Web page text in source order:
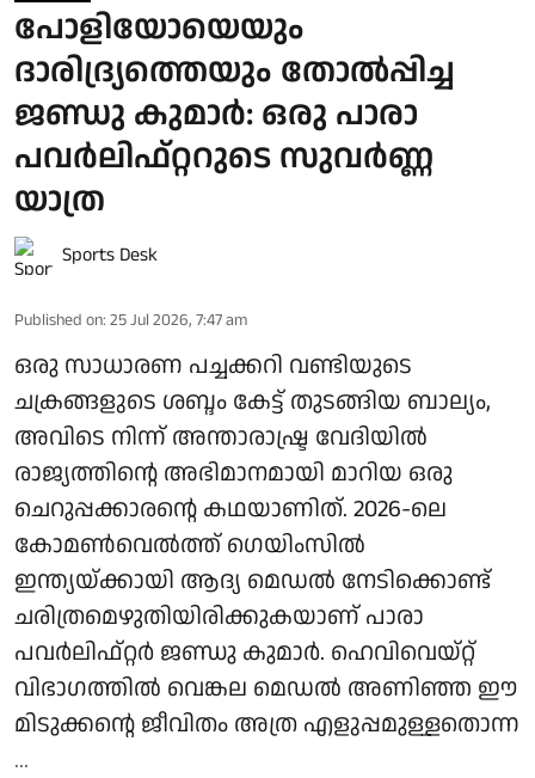
പോളിയോയെയും
ദാരിദ്ര്യത്തെയും തോല്‍പ്പിച്ച
ജണ്ഡു കുമാര്‍: ഒരു പാരാ
പവര്‍ലിഫ്റ്ററുടെ സുവര്‍ണ്ണ
യാത്ര
Sports Desk
Published on: 25 Jul 2026, 7:47 am
ഒരു സാധാരണ പച്ചക്കറി വണ്ടിയുടെ
ചക്രങ്ങളുടെ ശബ്ദം കേട്ട് തുടങ്ങിയ ബാല്യം,
അവിടെ നിന്ന് അന്താരാഷ്ട്ര വേദിയില്‍
രാജ്യത്തിന്റെ അഭിമാനമായി മാറിയ ഒരു
ചെറുപ്പക്കാരന്റെ കഥയാണിത്. 2026-ലെ
കോമണ്‍വെല്‍ത്ത് ഗെയിംസില്‍
ഇന്ത്യയ്ക്കായി ആദ്യ മെഡല്‍ നേടിക്കൊണ്ട്
ചരിത്രമെഴുതിയിരിക്കുകയാണ് പാരാ
പവര്‍ലിഫ്റ്റര്‍ ജണ്ഡു കുമാര്‍. ഹെവിവെയ്റ്റ്
വിഭാഗത്തില്‍ വെങ്കല മെഡല്‍ അണിഞ്ഞ ഈ
മിടുക്കന്റെ ജീവിതം അത്ര എളുപ്പമുള്ളതൊന്ന
...